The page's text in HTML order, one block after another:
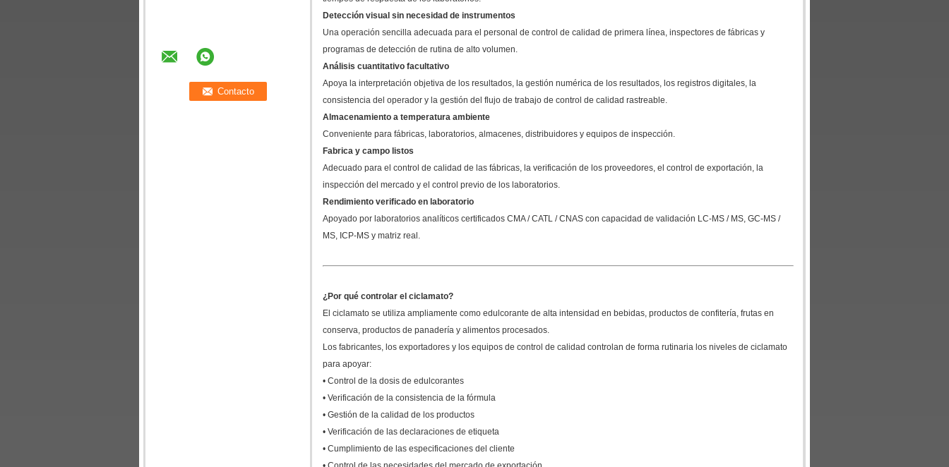
Detección visual sin necesidad de instrumentos
Una operación sencilla adecuada para el personal de control de calidad de primera línea, inspectores de fábricas y
programas de detección de rutina de alto volumen.
Análisis cuantitativo facultativo
Apoya la interpretación objetiva de los resultados, la gestión numérica de los resultados, los registros digitales, la
consistencia del operador y la gestión del flujo de trabajo de control de calidad rastreable.
Almacenamiento a temperatura ambiente
Conveniente para fábricas, laboratorios, almacenes, distribuidores y equipos de inspección.
Fabrica y campo listos
Adecuado para el control de calidad de las fábricas, la verificación de los proveedores, el control de exportación, la
inspección del mercado y el control previo de los laboratorios.
Rendimiento verificado en laboratorio
Apoyado por laboratorios analíticos certificados CMA / CATL / CNAS con capacidad de validación LC-MS / MS, GC-MS /
MS, ICP-MS y matriz real.
¿Por qué controlar el ciclamato?
El ciclamato se utiliza ampliamente como edulcorante de alta intensidad en bebidas, productos de confitería, frutas en
conserva, productos de panadería y alimentos procesados.
Los fabricantes, los exportadores y los equipos de control de calidad controlan de forma rutinaria los niveles de ciclamato
para apoyar:
• Control de la dosis de edulcorantes
• Verificación de la consistencia de la fórmula
• Gestión de la calidad de los productos
• Verificación de las declaraciones de etiqueta
• Cumplimiento de las especificaciones del cliente